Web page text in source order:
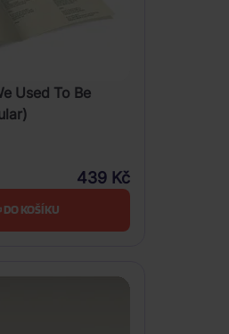
Used To Be
439 Kč
DO KOŠÍKU